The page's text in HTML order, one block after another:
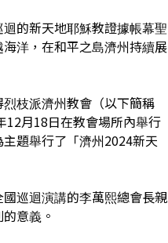
的新天地耶穌教證據帳幕聖
洋，在和平之島濟州持續展
枝派濟州教會（以下簡稱
12月18日在教會場所內舉行
題舉行了「濟州2024新天
巡迴演講的李萬熙總會長親
意義。